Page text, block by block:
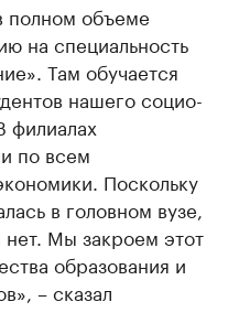
полном объеме
на специальность
Там обучается
нашего социо-
филиалах
по всем
Поскольку
в головном вузе,
Мы закроем этот
образования и
– сказал